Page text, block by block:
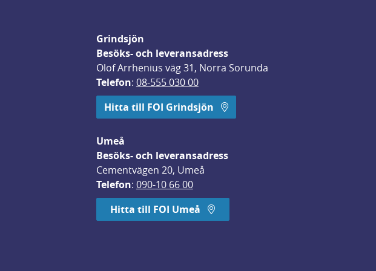
Grindsjön
Besöks- och leveransadress
Olof Arrhenius väg 31, Norra Sorunda
Telefon: 08-555 030 00
Hitta till FOI Grindsjön
Umeå
Besöks- och leveransadress
Cementvägen 20, Umeå
Telefon: 090-10 66 00
Hitta till FOI Umeå